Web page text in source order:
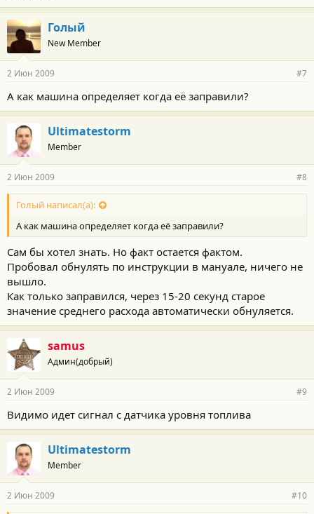
Голый
New Member
2 Июн 2009 #7
А как машина определяет когда её заправили?
Ultimatestorm
Member
2 Июн 2009 #8
Голый написал(а):
А как машина определяет когда её заправили?
Сам бы хотел знать. Но факт остается фактом.
Пробовал обнулять по инструкции в мануале, ничего не
вышло.
Как только заправился, через 15-20 секунд старое
значение среднего расхода автоматически обнуляется.
samus
Админ(добрый)
2 Июн 2009 #9
Видимо идет сигнал с датчика уровня топлива
Ultimatestorm
Member
2 Июн 2009 #10